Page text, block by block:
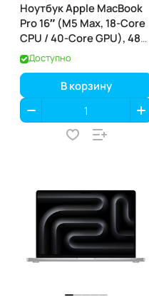
Ноутбук Apple MacBook
Pro 16″ (M5 Max, 18-Core
CPU / 40-Core GPU), 48
ГБ / 2 ТБ, Silver
(серебристый) (MGE94)
Доступно
В корзину